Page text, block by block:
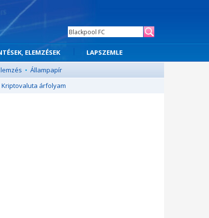
ELEMZÉSEK
LAPSZEMLE
• Állampapír
Kriptovaluta árfolyam